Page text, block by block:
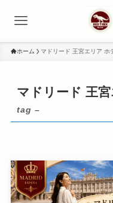
ホーム マドリード 王宮エリア ホ
マドリード 王
tag –